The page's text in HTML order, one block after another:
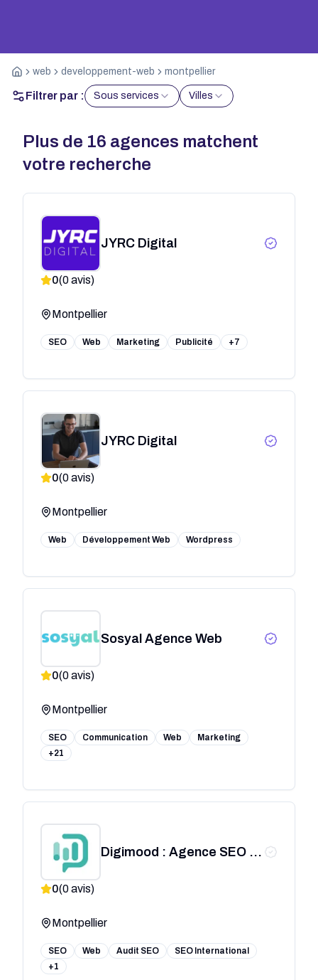
web developpement-web montpellier
Filtrer par : Sous services Villes
Plus de 16 agences matchent
votre recherche
JYRC Digital
0(0avis)
Montpellier
SEO Web Marketing Publicité +7
JYRC Digital
0(0avis)
Montpellier
Web Développement Web Wordpress
Sosyal Agence Web
0(0avis)
Montpellier
SEO Communication Web
Marketing
+21
Digimood : Agence SEO /
0(0avis)
Montpellier
SEO Web Audit SEO
SEO International
+1